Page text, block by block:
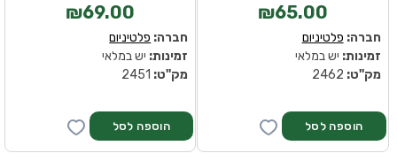
₪69.00
חברה: פלטיניום
זמינות: יש במלאי
מק''ט:
₪65.00
חברה: פלטיניום
זמינות: יש במלאי
מק''ט: